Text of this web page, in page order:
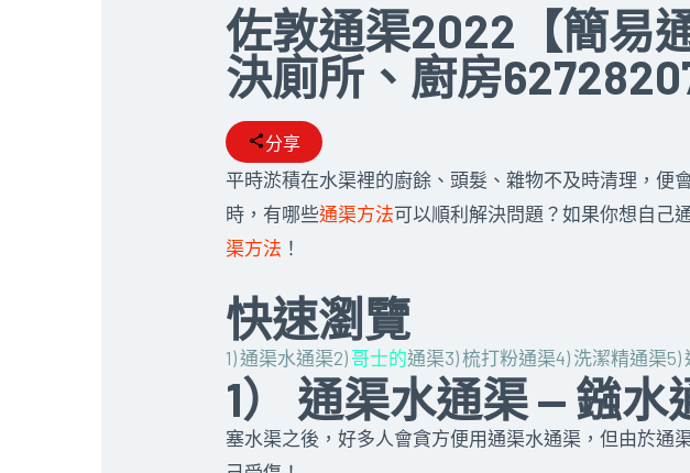
佐敦通渠2022【簡易
決廁所、廚房
分享
平時淤積在水渠裡的廚餘、頭髮、雜物不及時清理，便
時，有哪些通渠方法可以順利解決問題？如果你想自己
渠方法 ！
快速瀏覽
1) 通渠水通渠2) 哥士的通渠3) 梳打粉通渠4) 洗潔精通渠5)
1） 通渠水通渠 — 鏹水
塞水渠之後，好多人會貪方便用通渠水通渠，但由於通